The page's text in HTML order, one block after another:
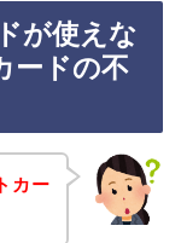
が使えな
ードの不
カー